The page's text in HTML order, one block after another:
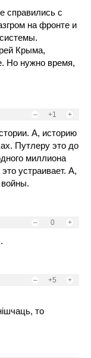
справились с
на фронте и
Крыма,
Но нужно время,
– +1 +
А, историю
Путлеру это до
миллиона
устраивает. А,
– 0 +
– +5 +
то